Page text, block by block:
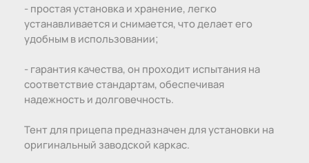
- простая установка и хранение, легко
устанавливается и снимается, что делает его
удобным в использовании;
- гарантия качества, он проходит испытания на
соответствие стандартам, обеспечивая
надежность и долговечность.
Тент для прицепа предназначен для установки на
оригинальный заводской каркас.